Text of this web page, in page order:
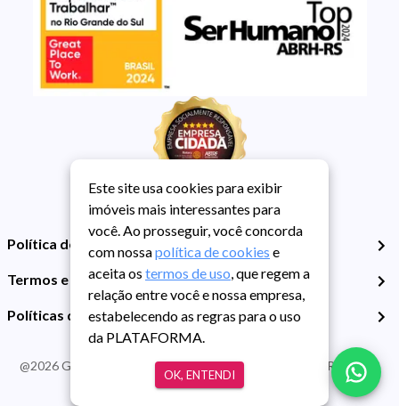
Política de Privacidade
Termos e Condições de Uso
Políticas de Cookies
@2026Guarida Imóvel. Todos os direitos reservados. CRECI RS -
413J | CNPJ Guarida: 89.398.606/0001-30
Este site usa cookies para exibir
imóveis mais interessantes para
você. Ao prosseguir, você concorda
com nossapolítica de cookies e
aceita os termos de uso, que regem a
relação entre você e nossa empresa,
estabelecendo as regras para o uso
da PLATAFORMA.
OK, ENTENDI